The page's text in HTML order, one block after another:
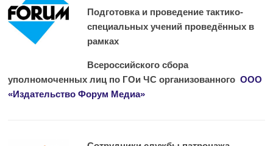
Подготовка и проведение тактико-
специальных учений проведённых в
рамках
Всероссийского сбора
уполномоченных лиц по ГОи ЧС организованного ООО
«Издательство Форум Медиа»